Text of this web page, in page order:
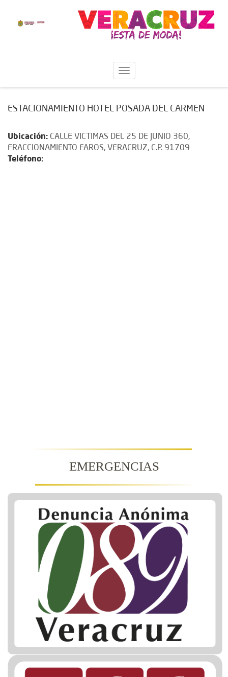
ESTACIONAMIENTO HOTEL POSADA DEL CARMEN
Ubicación: CALLE VICTIMAS DEL 25 DE JUNIO 360,
FRACCIONAMIENTO FAROS, VERACRUZ, C.P. 91709
Teléfono:
EMERGENCIAS